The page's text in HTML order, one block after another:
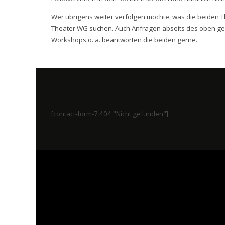
Wer übrigens weiter verfolgen möchte, was die beiden
Theater WG suchen. Auch Anfragen abseits des oben
Workshops o. ä. beantworten die beiden gerne.
[contact-form-7 404 "Nicht gefunden"]